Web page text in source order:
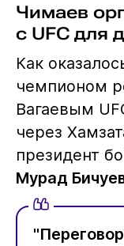
Чимаев
с UFC для
Как
чемпионом
Вагаевым
через
президент
Мурад